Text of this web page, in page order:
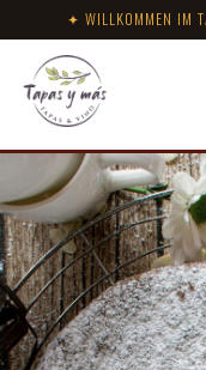
✦ WILLKOMMEN IM